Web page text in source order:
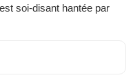
soi-disant hantée par